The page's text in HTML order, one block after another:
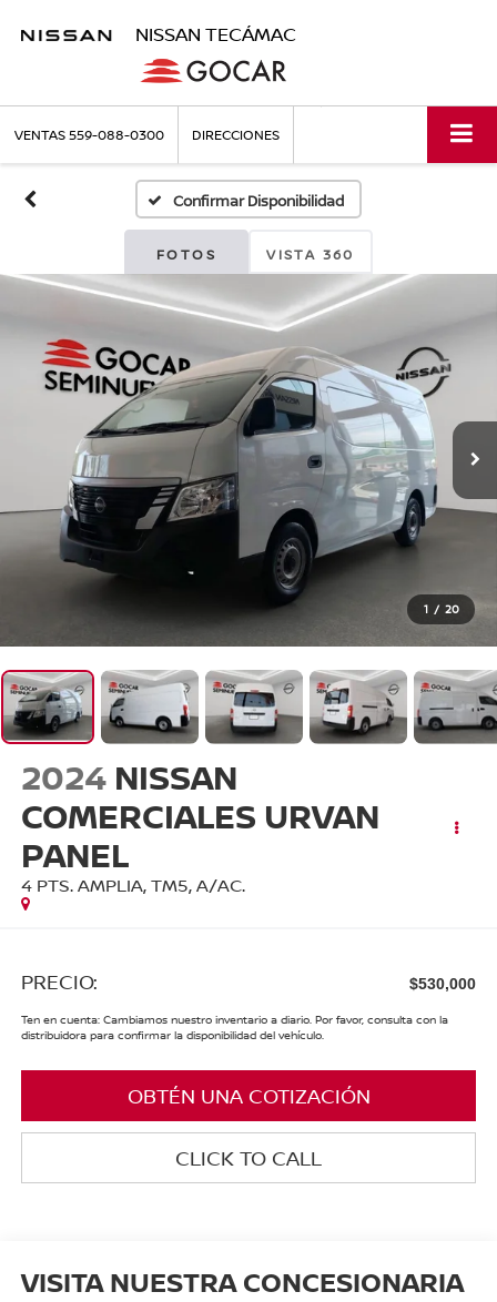
NISSAN TECÁMAC
VENTAS559-088-0300 DIRECCIONES
Confirmar Disponibilidad
FOTOS VISTA 360
1 / 20
2024 NISSAN
COMERCIALES URVAN
PANEL
4 PTS. AMPLIA, TM5, A/AC.
PRECIO: $530,000
Ten en cuenta: Cambiamos nuestro inventario a diario. Por favor, consulta con la
distribuidora para confirmar la disponibilidad del vehículo.
OBTÉN UNA COTIZACIÓN
CLICK TO CALL
VISITA NUESTRA CONCESIONARIA